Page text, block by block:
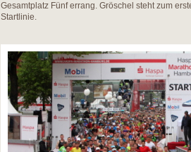
Gesamtplatz Fünf errang. Gröschel steht zum
Startlinie.